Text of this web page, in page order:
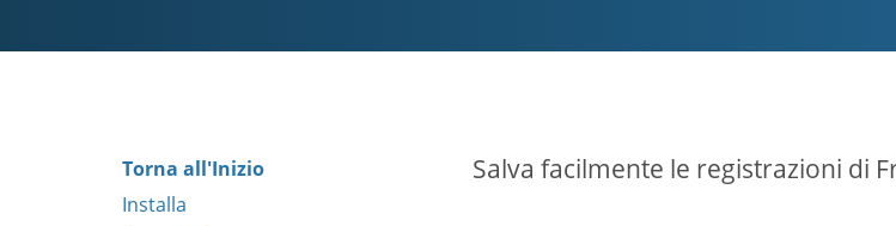
Torna all'Inizio
Installa
Salva facilmente le registrazioni di